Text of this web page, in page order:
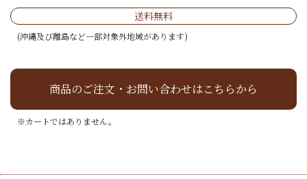
送料無料
(沖縄及び離島など一部対象外地域があります)
商品のご注文・お問い合わせはこちらから
※カートではありません。